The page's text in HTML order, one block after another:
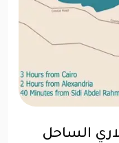
الساحل